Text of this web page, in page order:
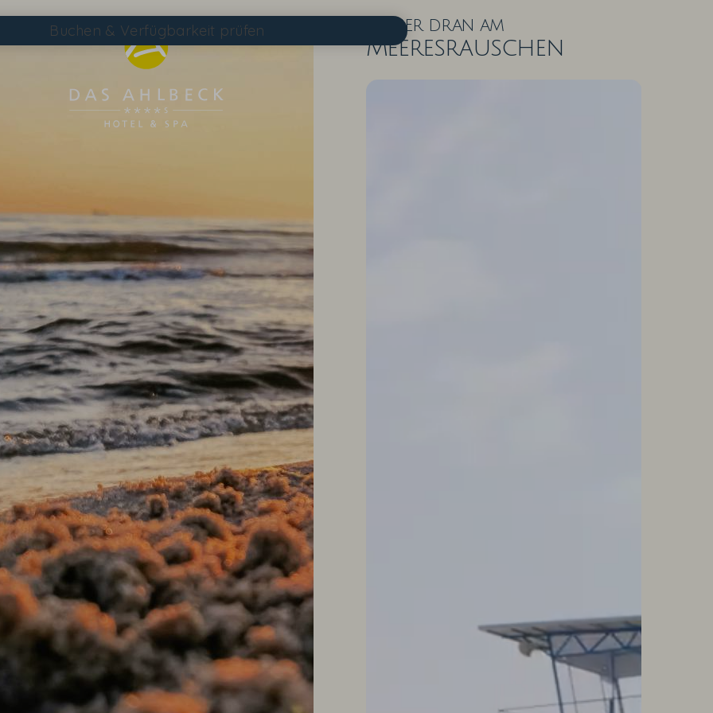
Buchen & Verfügbarkeit prüfen
Suchen
DAS AHLBECK ÜBERSICHTSSEITE
WETTER & WEBCAM
WISSENSWERTES
EVENTS IM HOTEL
TAGEN & FEIERN
Näher dran am
Meeresrauschen